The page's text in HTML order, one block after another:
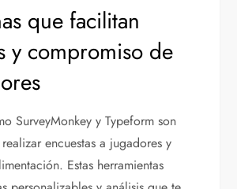
que facilitan
y compromiso de
SurveyMonkey y Typeform son
encuestas a jugadores y
Estas herramientas